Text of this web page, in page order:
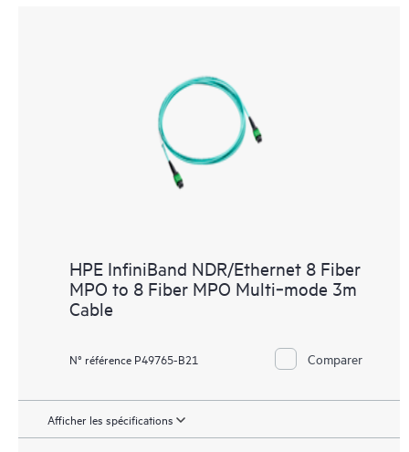
HPE InfiniBand NDR/Ethernet 8 Fiber
MPO to 8 Fiber MPO Multi‑mode 3m
Cable
N° référence P49765-B21 Comparer
Afficher les spécifications